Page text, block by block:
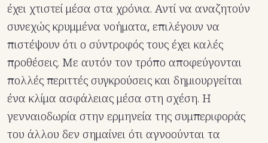
έχει χτιστεί μέσα στα χρόνια. Αντί να αναζητούν
συνεχώς κρυμμένα νοήματα, επιλέγουν να
πιστέψουν ότι ο σύντροφός τους έχει καλές
προθέσεις. Με αυτόν τον τρόπο αποφεύγονται
πολλές περιττές συγκρούσεις και δημιουργείται
ένα κλίμα ασφάλειας μέσα στη σχέση. Η
γενναιοδωρία στην ερμηνεία της συμπεριφοράς
του άλλου δεν σημαίνει ότι αγνοούνται τα